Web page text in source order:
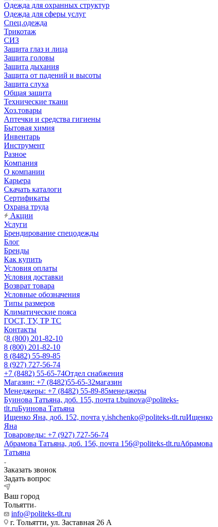
Одежда для охранных структур
Одежда для сферы услуг
Спец.одежда
Трикотаж
СИЗ
Защита глаз и лица
Защита головы
Защита дыхания
Защита от падений и высоты
Защита слуха
Общая защита
Технические ткани
Хоз.товары
Аптечки и средства гигиены
Бытовая химия
Инвентарь
Инструмент
Разное
Компания
О компании
Карьера
Cкачать каталоги
Сертификаты
Охрана труда
Акции
Услуги
Брендирование спецодежды
Блог
Бренды
Как купить
Условия оплаты
Условия доставки
Возврат товара
Условные обозначения
Типы размеров
Климатические пояса
ГОСТ, ТУ, ТР ТС
Контакты
8 (800) 201-82-10
8 (800) 201-82-10
8 (8482) 55-89-85
8 (927) 727-56-74
+7 (8482) 55-65-74Отдел снабжения
Магазин: +7 (8482)55-65-32магазин
Менеджеры: +7 (8482) 55-89-85менеджеры
Буинова Татьяна, доб. 155, почта t.buinova@politeks-
tlt.ruБуинова Татьяна
Ищенко Яна, доб. 152, почта y.ishchenko@politeks-tlt.ruИщенко
Яна
Товароведы: +7 (927) 727-56-74
Абрамова Татьяна, доб. 156, почта 156@politeks-tlt.ruАбрамова
Татьяна
Заказать звонок
Задать вопрос
Ваш город
Тольятти
info@politeks-tlt.ru
г. Тольятти, ул. Заставная 26 А